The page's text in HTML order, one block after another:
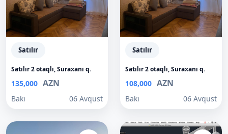
Satılır
Satılır 2 otaqlı, Suraxanı q.
135,000 AZN
Bakı 06 Avqust
Satılır
Satılır 2 otaqlı, Suraxanı q.
108,000 AZN
Bakı 06 Avqust